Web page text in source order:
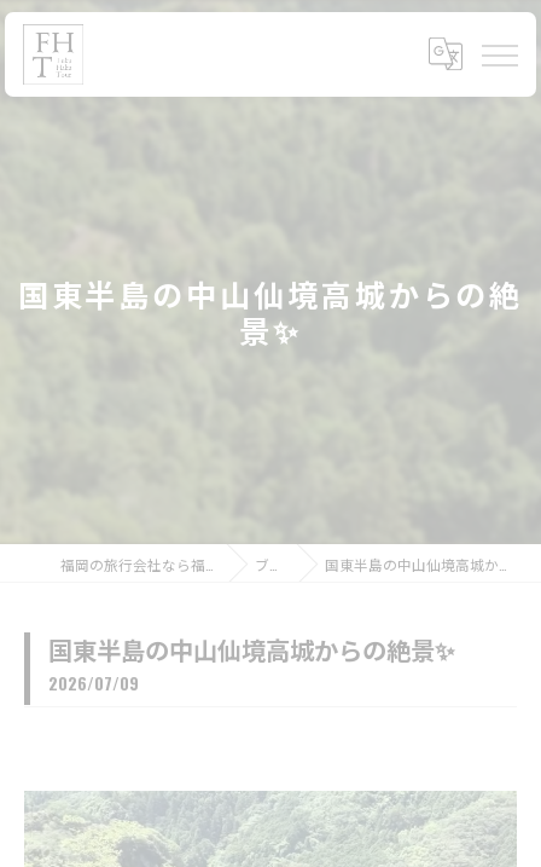
国東半島の中山仙境高城からの絶
景✨
ブログ 国東半島の中山仙境高城からの絶景✨
国東半島の中山仙境高城からの絶景✨
2026/07/09